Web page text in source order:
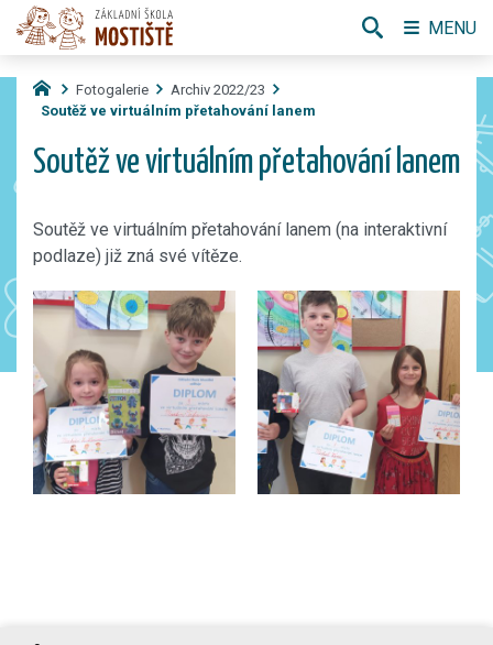
Fotogalerie
Archiv 2022/23
Soutěž ve virtuálním přetahování lanem
Soutěž ve virtuálním přetahování lanem
Soutěž ve virtuálním přetahování lanem (na interaktivní
podlaze) již zná své vítěze.
MENU